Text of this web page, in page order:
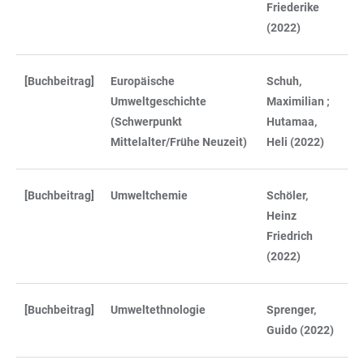
Friederike
(2022)
[Buchbeitrag]
Europäische
Umweltgeschichte
(Schwerpunkt
Mittelalter/Frühe Neuzeit)
Schuh,
Maximilian ;
Hutamaa,
Heli (2022)
[Buchbeitrag] Umweltchemie
Schöler,
Heinz
Friedrich
(2022)
[Buchbeitrag] Umweltethnologie
Sprenger,
Guido (2022)